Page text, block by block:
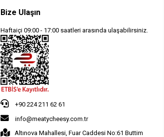
Bize Ulaşın
Haftaiçi 09:00 - 17:00 saatleri arasında ulaşabilirsiniz.
+90 224 211 62 61
info@meatycheesy.com.tr
Altınova Mahallesi, Fuar Caddesi No:61 Buttim